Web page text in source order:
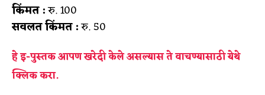
किंमत :रु. 100
सवलत किंमत :रु. 50
हे इ-पुस्तक आपण खरेदी केले असल्यास ते वाचण्यासाठीयेथे
क्लिक करा.